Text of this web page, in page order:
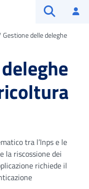
Gestione delle deleghe
tra l’Inps e le
la riscossione dei
richiede il